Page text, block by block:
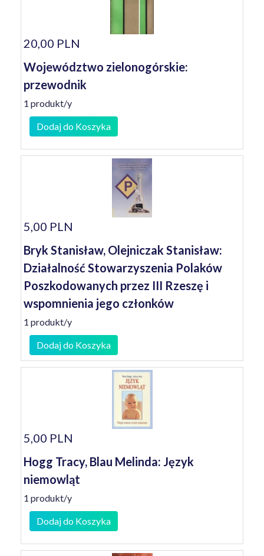
20,00 PLN
Województwo zielonogórskie:
przewodnik
1 produkt/y
Dodaj do Koszyka
5,00 PLN
Bryk Stanisław, Olejniczak Stanisław:
Działalność Stowarzyszenia Polaków
Poszkodowanych przez III Rzeszę i
wspomnienia jego członków
1 produkt/y
Dodaj do Koszyka
5,00 PLN
Hogg Tracy, Blau Melinda: Język
niemowląt
1 produkt/y
Dodaj do Koszyka